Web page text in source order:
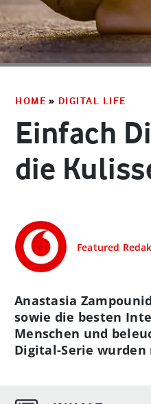
HOME » DIGITAL LIFE
Einfach
die
Featured
Anastasia
sowie die besten
Menschen und
Digital-Serie